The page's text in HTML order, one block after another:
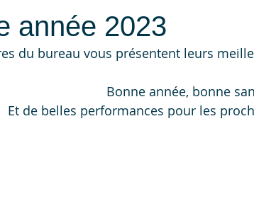
année 2023
du bureau vous présentent leurs
Bonne année, bonne
Et de belles performances pour les